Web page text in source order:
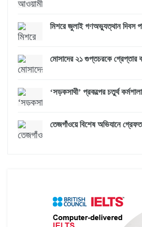
মিশরে জুলাই গণঅভ্যুত্থান দিবস
মোসাদের ২১ গুপ্তচরকে গ্রেপ্তার
‘সড়কসাথী’ প্রকল্পের চতুর্থ কর্মশালা
তেজগাঁওয়ে বিশেষ অভিযানে